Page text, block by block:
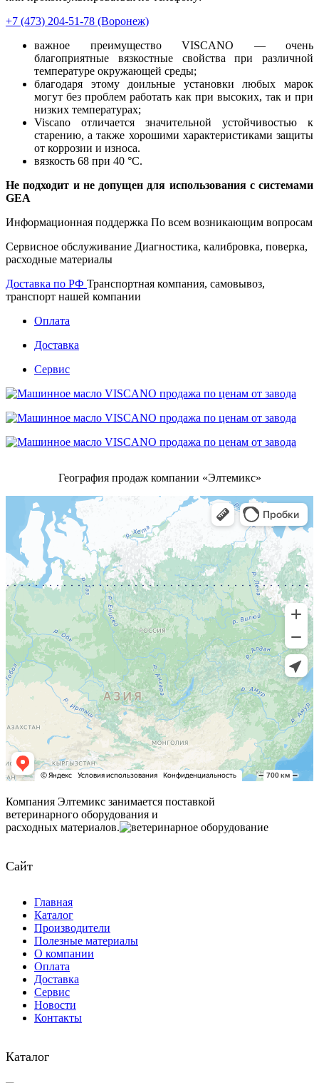
+7 (473) 204-51-78 (Воронеж)
важное преимущество VISCANO — очень
благоприятные вязкостные свойства при различной
температуре окружающей среды;
благодаря этому доильные установки любых марок
могут без проблем работать как при высоких, так и при
низких температурах;
Viscano отличается значительной устойчивостью к
старению, а также хорошими характеристиками защиты
от коррозии и износа.
вязкость 68 при 40 °C.
Не подходит и не допущен для использования с системами
GEA
Информационная поддержка По всем возникающим вопросам
Сервисное обслуживание Диагностика, калибровка, поверка,
расходные материалы
Доставка по РФ Транспортная компания, самовывоз,
транспорт нашей компании
Оплата
Доставка
Сервис
География продаж компании «Элтемикс»
Компания Элтемикс занимается поставкой
ветеринарного оборудования и
расходных материалов.
Сайт
Главная
Каталог
Производители
Полезные материалы
О компании
Оплата
Доставка
Сервис
Новости
Контакты
Каталог